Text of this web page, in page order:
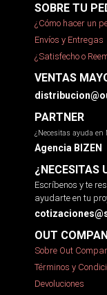
SOBRE TU
¿Cómo hacer un
Envíos y Entregas
¿Satisfecho o
VENTAS
PARTNER
¿Necesitas ayuda en
Agencia BIZEN
¿NECESITAS
Escríbenos y te
ayudarte en tu
OUT
Sobre Out
Términos y
Devoluciones